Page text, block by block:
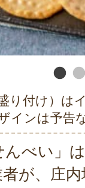
り付け）は
インは予告
んべい」
者が、庄